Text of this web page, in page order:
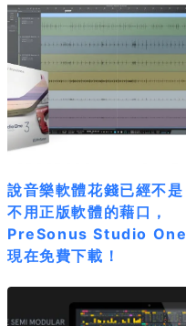
說音樂軟體花錢已經不是
不用正版軟體的藉口，
PreSonus Studio One
現在免費下載！